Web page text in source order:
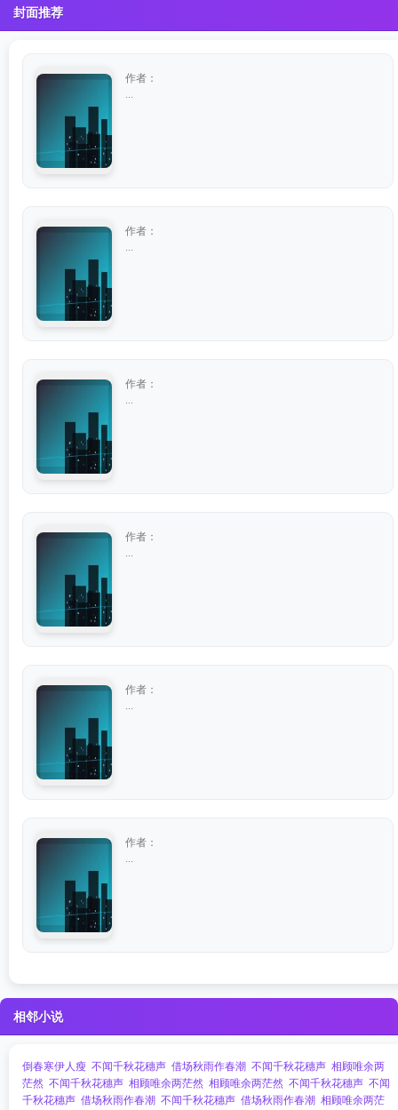
封面推荐
作者：
作者：
作者：
作者：
作者：
作者：
相邻小说
倒春寒伊人瘦 不闻千秋花穗声 借场秋雨作春潮 不闻千秋花穗声 相顾唯余两
茫然 不闻千秋花穗声 相顾唯余两茫然 相顾唯余两茫然 不闻千秋花穗声 不闻
千秋花穗声 借场秋雨作春潮 不闻千秋花穗声 借场秋雨作春潮 相顾唯余两茫